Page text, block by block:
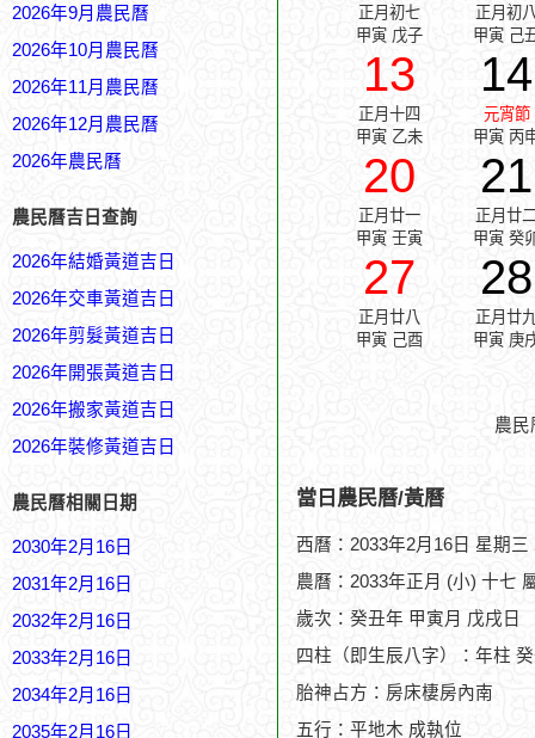
2026年9月農民曆
2026年10月農民曆
2026年11月農民曆
2026年12月農民曆
2026年農民曆
農民曆吉日查詢
2026年結婚黃道吉日
2026年交車黃道吉日
2026年剪髮黃道吉日
2026年開張黃道吉日
2026年搬家黃道吉日
2026年裝修黃道吉日
農民曆相關日期
2030年2月16日
2031年2月16日
2032年2月16日
2033年2月16日
2034年2月16日
2035年2月16日
正月初七
甲寅 戊子
正月初
甲寅 己
13
正月十四
甲寅 乙未
14
元宵節
甲寅 丙
20
正月廿一
甲寅 壬寅
21
正月廿
甲寅 癸
27
正月廿八
甲寅 己酉
28
正月廿
甲寅 庚
農
當日農民曆/黃曆
西曆：2033年2月16日 星期三
農曆：2033年正月 (小) 十七
歲次：癸丑年 甲寅月 戊戌日
四柱（即生辰八字）：年柱
胎神占方：房床棲房內南
五行：平地木 成執位